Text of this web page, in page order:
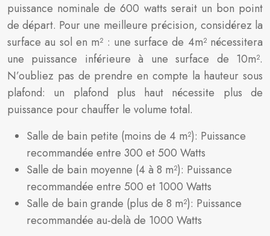
puissance nominale de 600 watts serait un bon point
de départ. Pour une meilleure précision, considérez la
surface au sol en m² : une surface de 4m² nécessitera
une puissance inférieure à une surface de 10m².
N’oubliez pas de prendre en compte la hauteur sous
plafond: un plafond plus haut nécessite plus de
puissance pour chauffer le volume total.
Salle de bain petite (moins de 4 m²): Puissance
recommandée entre 300 et 500 Watts
Salle de bain moyenne (4 à 8 m²): Puissance
recommandée entre 500 et 1000 Watts
Salle de bain grande (plus de 8 m²): Puissance
recommandée au-delà de 1000 Watts